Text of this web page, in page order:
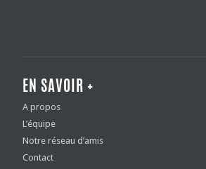
EN SAVOIR +
A propos
L’équipe
Notre réseau d’amis
Contact